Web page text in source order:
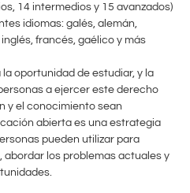
14 intermedios y 15 avanzados)
idiomas: galés, alemán,
francés, gaélico y más
oportunidad de estudiar, y la
a ejercer este derecho
y el conocimiento sean
abierta es una estrategia
pueden utilizar para
los problemas actuales y